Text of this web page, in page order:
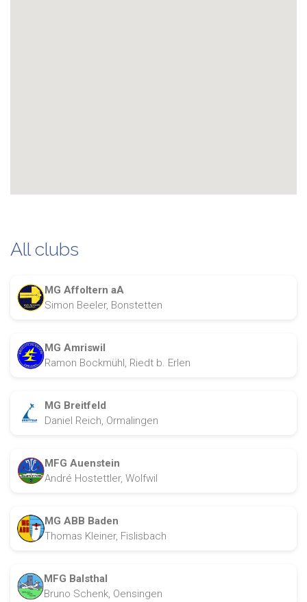
All clubs
MG Affoltern aA
Simon Beeler, Bonstetten
MG Amriswil
Ramon Bockmühl, Riedt b. Erlen
MG Breitfeld
Daniel Reich, Ormalingen
MFG Auenstein
André Hostettler, Wolfwil
MG ABB Baden
Thomas Kleiner, Fislisbach
MFG Balsthal
Bruno Schenk, Oensingen